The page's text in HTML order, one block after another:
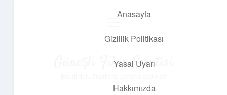
Anasayfa
Gizlilik Politikası
Yasal Uyarı
Hakkımızda
Güneşli Fikir Esintisi